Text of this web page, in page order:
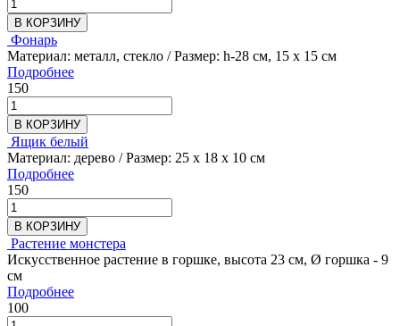
В КОРЗИНУ
Фонарь
Материал: металл, стекло / Размер: h-28 см, 15 х 15 см
Подробнее
150
В КОРЗИНУ
Ящик белый
Материал: дерево / Размер: 25 х 18 х 10 см
Подробнее
150
В КОРЗИНУ
Растение монстера
Искусственное растение в горшке, высота 23 см, Ø горшка - 9
см
Подробнее
100